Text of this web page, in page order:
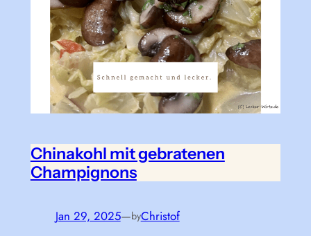
Chinakohl mit gebratenen
Champignons
Jan 29, 2025—byChristof